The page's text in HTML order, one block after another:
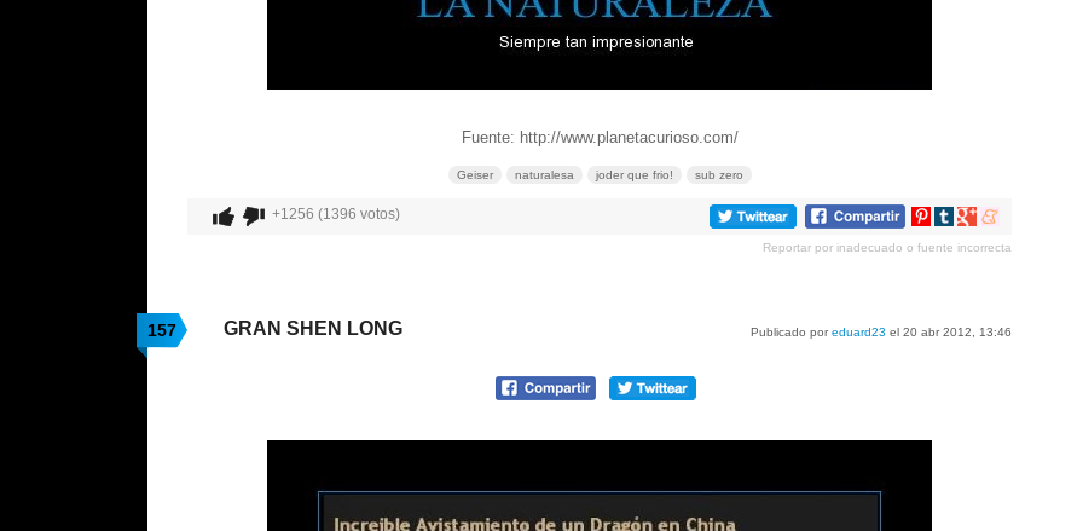
Fuente: http://www.planetacurioso.com/
Geiser naturalesa joder que frio! sub zero
+1256 (1396 votos)
Compartir
Pinterest
Compartir
tumblr
Compartir
Google+
Compartir
meneame
Reportar por inadecuado o fuente incorrecta
157 Publicado poreduard23 el 20 abr 2012, 13:46
GRAN SHEN LONG